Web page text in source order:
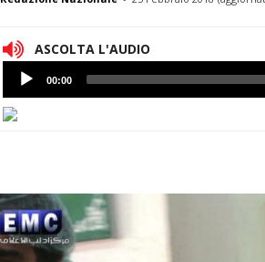
ASCOLTA L'AUDIO
Lettore
Audio
00:00